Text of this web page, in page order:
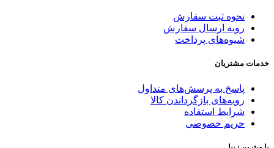
نحوه ثبت سفارش
رویه ارسال سفارش
شیوه‌های پرداخت
خدمات مشتریان
پاسخ به پرسش‌های متداول
رویه‌های بازگرداندن کالا
شرایط استفاده
حریم خصوصی